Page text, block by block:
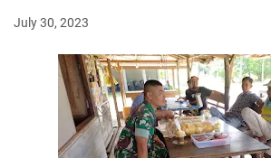
July 30, 2023